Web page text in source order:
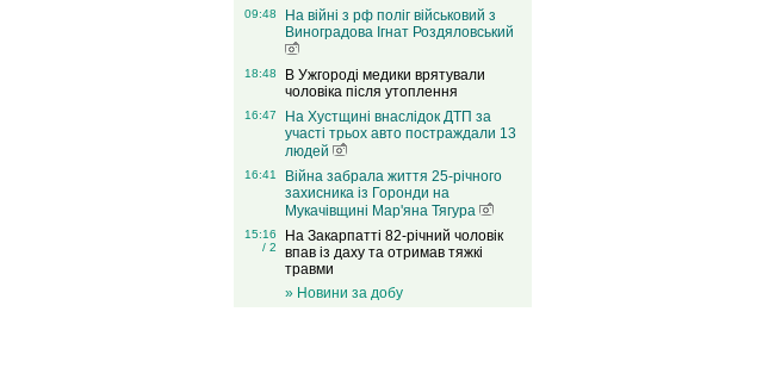
09:48
На війні з рф поліг військовий з
Виноградова Ігнат Роздяловський
18:48
В Ужгороді медики врятували
чоловіка після утоплення
16:47
На Хустщині внаслідок ДТП за
участі трьох авто постраждали 13
людей
16:41
Війна забрала життя 25-річного
захисника із Горонди на
Мукачівщині Мар'яна Тягура
15:16
/ 2
На Закарпатті 82-річний чоловік
впав із даху та отримав тяжкі
травми
» Новини за добу